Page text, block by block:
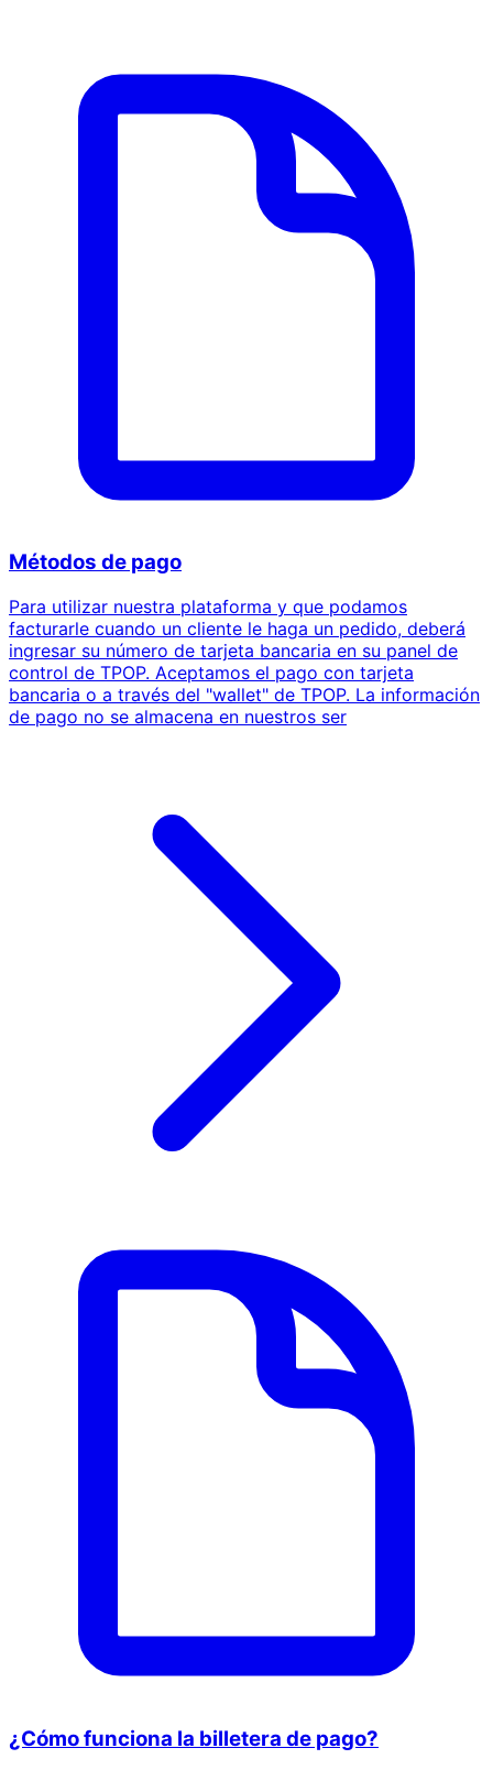
Métodos de pago
Para utilizar nuestra plataforma y que podamos
facturarle cuando un cliente le haga un pedido, deberá
ingresar su número de tarjeta bancaria en su panel de
control de TPOP. Aceptamos el pago con tarjeta
bancaria o a través del "wallet" de TPOP. La información
de pago no se almacena en nuestros ser
¿Cómo funciona la billetera de pago?